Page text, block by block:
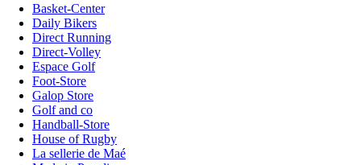
Basket-Center
Daily Bikers
Direct Running
Direct-Volley
Espace Golf
Foot-Store
Galop Store
Golf and co
Handball-Store
House of Rugby
La sellerie de Maé